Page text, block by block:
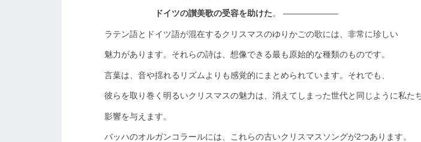
ドイツの讃美歌の受容を助けた。 ——————–
ラテン語とドイツ語が混在するクリスマスのゆりかごの歌には、非常に珍しい
魅力があります。それらの詩は、想像できる最も原始的な種類のものです。
言葉は、音や揺れるリズムよりも感覚的にまとめられています。それでも、
彼らを取り巻く明るいクリスマスの魅力は、消えてしまった世代と同じように私た
影響を与えます。
バッハのオルガンコラールには、これらの古いクリスマスソングが2つあります。